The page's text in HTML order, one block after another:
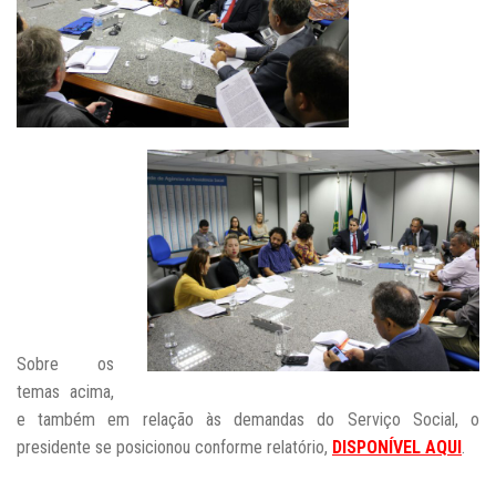
Sobre os
temas acima,
e também em relação às demandas do Serviço Social, o
presidente se posicionou conforme relatório, DISPONÍVEL AQUI